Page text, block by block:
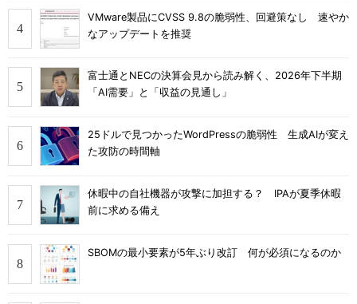
VMware製品にCVSS 9.8の脆弱性、回避策なし 速やか
なアップデートを推奨
富士通とNECの決算会見から読み解く、2026年下半期
「AI需要」と「収益の見通し」
25ドルで見つかったWordPressの脆弱性 生成AIが変え
た攻防の時間軸
休暇中の自社機器が攻撃に加担する？ IPAが夏季休暇
前に求める備え
SBOMの最小要素が5年ぶり改訂 何が必須になるのか